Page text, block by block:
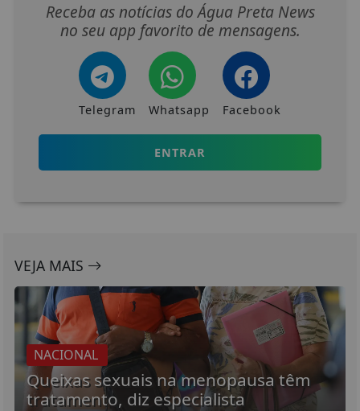
Receba as notícias do Água Preta News
no seu app favorito de mensagens.
Telegram Whatsapp Facebook
ENTRAR
VEJA MAIS
NACIONAL
Queixas sexuais na menopausa têm
tratamento, diz especialista